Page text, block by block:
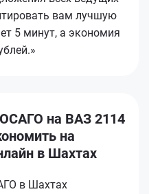
вам лучшую
5 минут, а экономия
на ВАЗ 2114
на
в Шахтах
в Шахтах